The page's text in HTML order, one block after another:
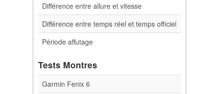
Différence entre allure et vitesse
Différence entre temps réel et temps officiel
Période affutage
Tests Montres
Garmin Fenix 6